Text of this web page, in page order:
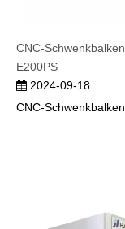
CNC-
E200PS
2024-09-18
CNC-